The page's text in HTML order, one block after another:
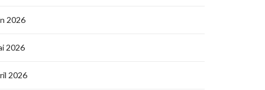
2026
2026
2026